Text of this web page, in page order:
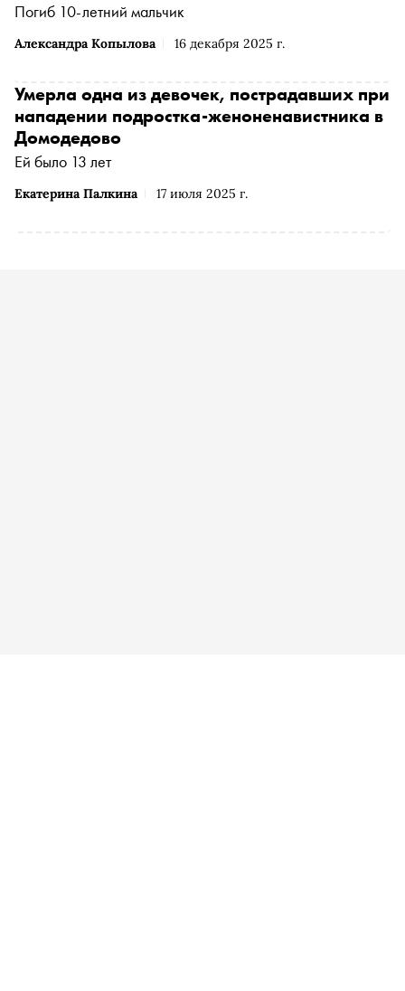
Александра Копылова 16 декабря 2025 г.
Погиб 10-летний мальчик
Екатерина Палкина 17 июля 2025 г.
Умерла одна из девочек, пострадавших при
нападении подростка-женоненавистника в
Домодедово
Ей было 13 лет